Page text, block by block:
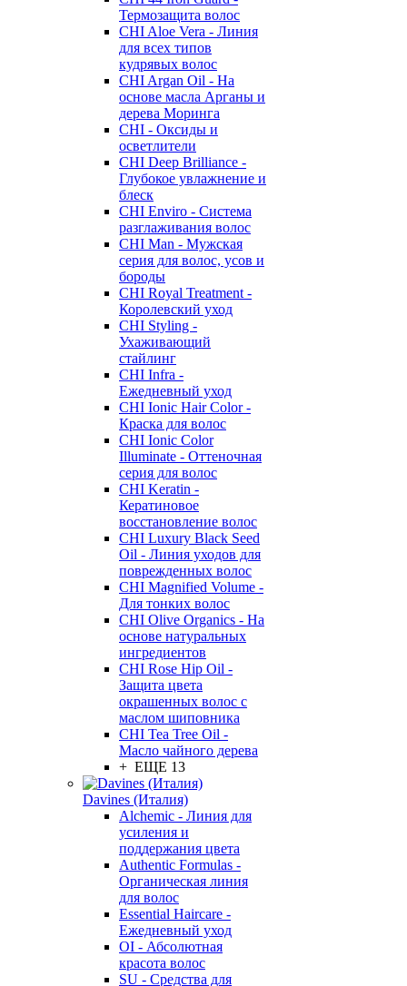
Термозащита волос
CHI Aloe Vera - Линия
для всех типов
кудрявых волос
CHI Argan Oil - На
основе масла Арганы и
дерева Моринга
CHI - Оксиды и
осветлители
CHI Deep Brilliance -
Глубокое увлажнение и
блеск
CHI Enviro - Система
разглаживания волос
CHI Man - Мужская
серия для волос, усов и
бороды
CHI Royal Treatment -
Королевский уход
CHI Styling -
Ухаживающий
стайлинг
CHI Infra -
Ежедневный уход
CHI Ionic Hair Color -
Краска для волос
CHI Ionic Color
Illuminate - Оттеночная
серия для волос
CHI Keratin -
Кератиновое
восстановление волос
CHI Luxury Black Seed
Oil - Линия уходов для
поврежденных волос
CHI Magnified Volume -
Для тонких волос
CHI Olive Organics - На
основе натуральных
ингредиентов
CHI Rose Hip Oil -
Защита цвета
окрашенных волос с
маслом шиповника
CHI Tea Tree Oil -
Масло чайного дерева
+ ЕЩЕ 13
Davines (Италия)
Alchemic - Линия для
усиления и
поддержания цвета
Authentic Formulas -
Органическая линия
для волос
Essential Haircare -
Eжедневный уход
OI - Абсолютная
красота волос
SU - Средства для